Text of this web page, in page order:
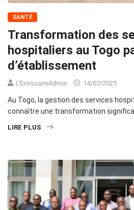
SANTÉ
Transformation des
hospitaliers au Togo
d’établissement
L'EmissaireAdmin 14/07/2025
Au Togo, la gestion des services
connaître une transformation
LIRE PLUS